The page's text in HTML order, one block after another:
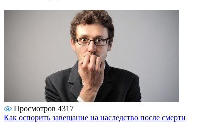
Просмотров 4317
Как оспорить завещание на наследство после смерти